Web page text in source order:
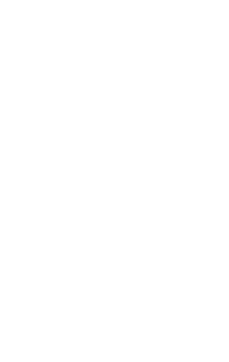
búsqueda